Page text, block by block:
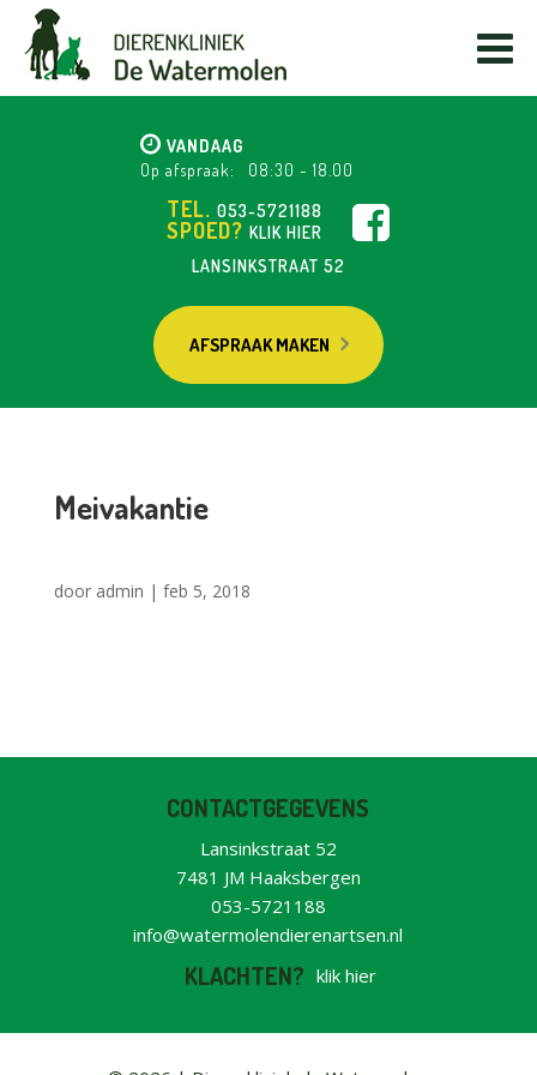
VANDAAG
Op afspraak:
08:30 -18.00
TEL. 053-5721188
SPOED? KLIK HIER
LANSINKSTRAAT 52
AFSPRAAK MAKEN
Meivakantie
door admin | feb 5, 2018
CONTACTGEGEVENS
Lansinkstraat 52
7481 JM Haaksbergen
053-5721188
info@watermolendierenartsen.nl
KLACHTEN? klik hier